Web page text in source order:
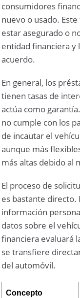
consumidores
nuevo o usado.
estar asegurado o
entidad financiera y
acuerdo.
En general, los
tienen tasas de
actúa como
no cumple con los
de incautar el
aunque más
más altas debido al
El proceso de
es bastante
información
datos sobre el
financiera evaluará
se transfiere
del automóvil.
Concepto